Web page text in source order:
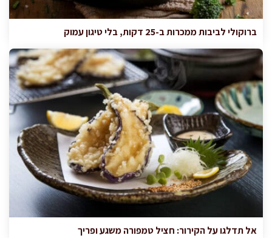
ברוקולי לביבות ממכרות ב-25 דקות, בלי טיגון עמוק
אל תדלגו על הקירור: חציל טמפורה משגע ופריך